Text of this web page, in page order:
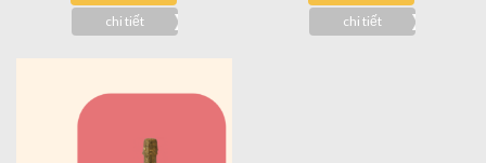
chi tiết
chi tiết